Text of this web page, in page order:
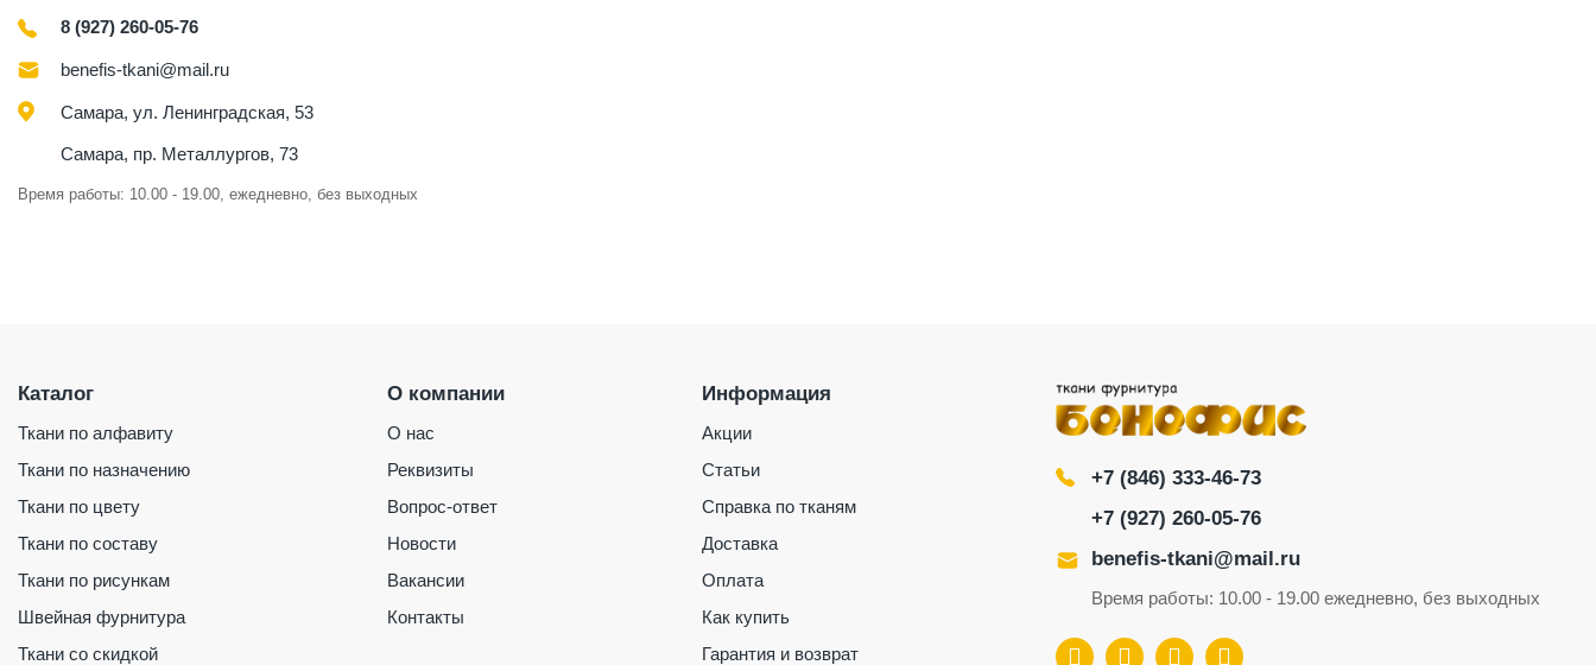
8 (927) 260-05-76
benefis-tkani@mail.ru
Самара, ул. Ленинградская, 53
Самара, пр. Металлургов, 73
Время работы: 10.00 - 19.00, ежедневно, без выходных
Каталог
Ткани по алфавиту
Ткани по назначению
Ткани по цвету
Ткани по составу
Ткани по рисункам
Швейная фурнитура
Ткани со скидкой
О компании
О нас
Реквизиты
Вопрос-ответ
Новости
Вакансии
Контакты
Информация
Акции
Статьи
Справка по тканям
Доставка
Оплата
Как купить
Гарантия и возврат
+7 (846) 333-46-73
+7 (927) 260-05-76
benefis-tkani@mail.ru
Время работы: 10.00 - 19.00 ежедневно, без выходных